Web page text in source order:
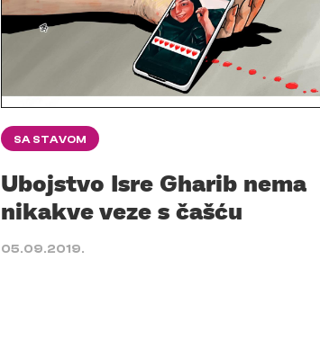
SA STAVOM
Ubojstvo Isre Gharib nema
nikakve veze s čašću
05.09.2019.